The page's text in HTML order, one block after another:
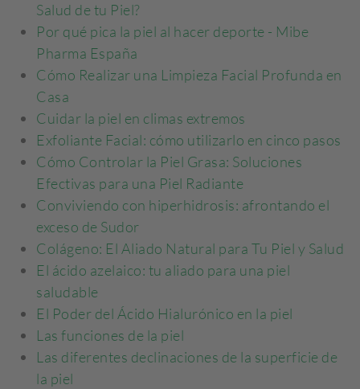
Salud de tu Piel?
Por qué pica la piel al hacer deporte - Mibe
Pharma España
Cómo Realizar una Limpieza Facial Profunda en
Casa
Cuidar la piel en climas extremos
Exfoliante Facial: cómo utilizarlo en cinco pasos
Cómo Controlar la Piel Grasa: Soluciones
Efectivas para una Piel Radiante
Conviviendo con hiperhidrosis: afrontando el
exceso de Sudor
Colágeno: El Aliado Natural para Tu Piel y Salud
El ácido azelaico: tu aliado para una piel
saludable
El Poder del Ácido Hialurónico en la piel
Las funciones de la piel
Las diferentes declinaciones de la superficie de
la piel